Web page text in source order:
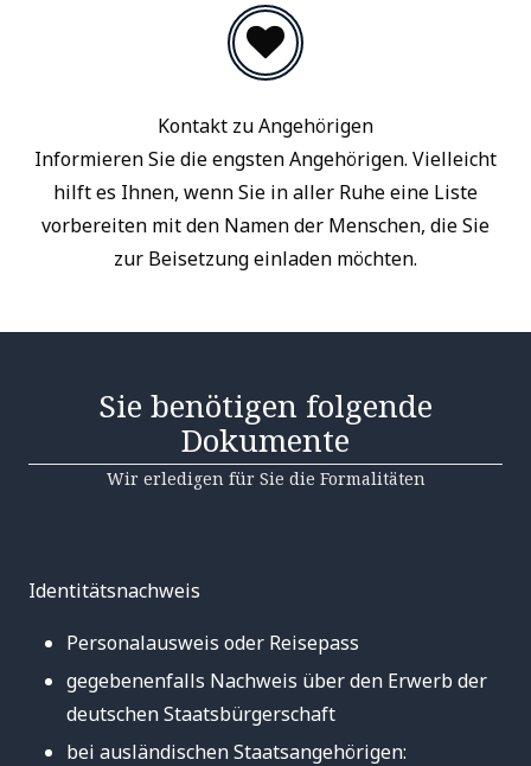
Kontakt zu Angehörigen
Informieren Sie die engsten Angehörigen. Vielleicht
hilft es Ihnen, wenn Sie in aller Ruhe eine Liste
vorbereiten mit den Namen der Menschen, die Sie
zur Beisetzung einladen möchten.
Sie benötigen folgende
Dokumente
Wir erledigen für Sie die Formalitäten
Identitätsnachweis
Personalausweis oder Reisepass
gegebenenfalls Nachweis über den Erwerb der
deutschen Staatsbürgerschaft
bei ausländischen Staatsangehörigen: